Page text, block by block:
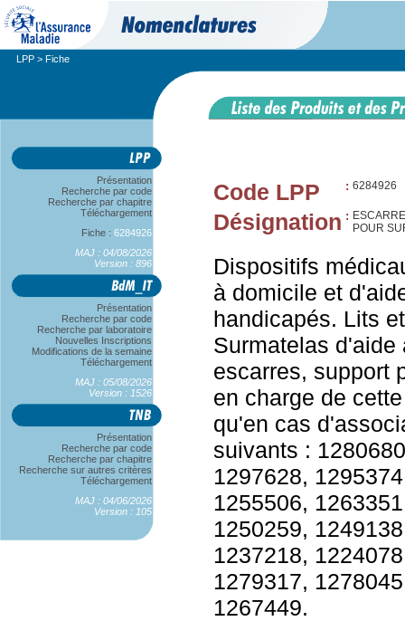
LPP > Fiche
Présentation
Recherche par code
Recherche par chapitre
Téléchargement
Fiche : 6284926
MAJ : 04/08/2026
Version : 896
Présentation
Recherche par code
Recherche par laboratoire
Nouvelles Inscriptions
Modifications de la semaine
Téléchargement
MAJ : 05/08/2026
Version : 1526
Présentation
Recherche par code
Recherche par chapitre
Recherche sur autres critères
Téléchargement
MAJ : 04/06/2026
Version : 105
Code LPP : 6284926
Désignation :
POUR
Dispositifs
à domicile et
handicapés. Lits
Surmatelas
escarres, support
en charge de
qu'en cas
suivants :
1297628,
1255506,
1250259,
1237218,
1279317,
1267449.